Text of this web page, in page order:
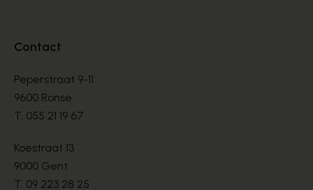
Contact
Peperstraat 9-11
9600 Ronse
T. 055 21 19 67
Koestraat 13
9000 Gent
T. 09 223 28 25